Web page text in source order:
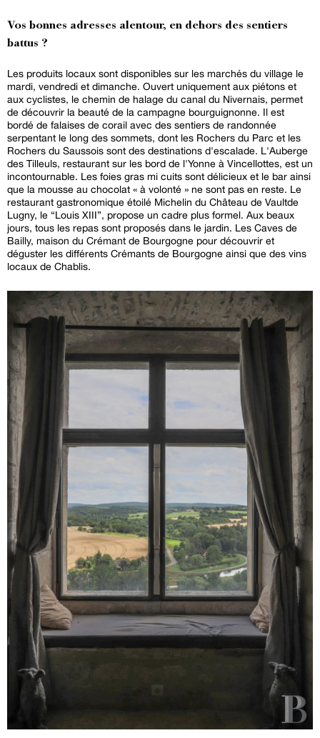
Vos bonnes adresses alentour, en dehors des sentiers
battus ?
Les produits locaux sont disponibles sur les marchés du village le
mardi, vendredi et dimanche. Ouvert uniquement aux piétons et
aux cyclistes, le chemin de halage du canal du Nivernais, permet
de découvrir la beauté de la campagne bourguignonne. Il est
bordé de falaises de corail avec des sentiers de randonnée
serpentant le long des sommets, dont les Rochers du Parc et les
Rochers du Saussois sont des destinations d'escalade. L'Auberge
des Tilleuls, restaurant sur les bord de l'Yonne à Vincellottes, est un
incontournable. Les foies gras mi cuits sont délicieux et le bar ainsi
que la mousse au chocolat « à volonté » ne sont pas en reste. Le
restaurant gastronomique étoilé Michelin du Château de Vaultde
Lugny, le “Louis XIII”, propose un cadre plus formel. Aux beaux
jours, tous les repas sont proposés dans le jardin. Les Caves de
Bailly, maison du Crémant de Bourgogne pour découvrir et
déguster les différents Crémants de Bourgogne ainsi que des vins
locaux de Chablis.